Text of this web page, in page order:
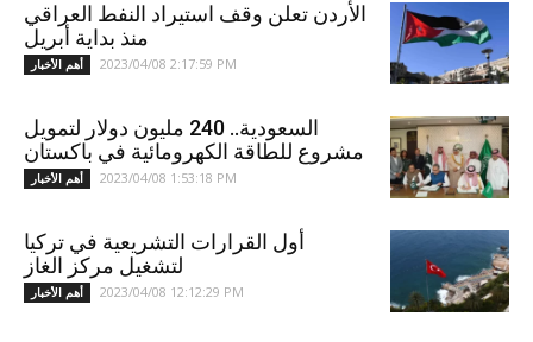
الأردن تعلن وقف استيراد النفط العراقي
منذ بداية أبريل
أهم الأخبار 2023/04/08 2:17:59 PM
السعودية.. 240 مليون دولار لتمويل
مشروع للطاقة الكهرومائية في باكستان
أهم الأخبار 2023/04/08 1:53:18 PM
أول القرارات التشريعية في تركيا
لتشغيل مركز الغاز
أهم الأخبار 2023/04/08 12:12:29 PM